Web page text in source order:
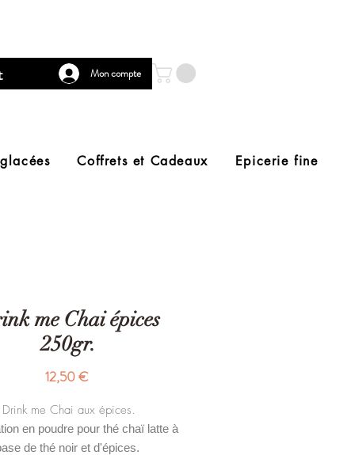
Mon compte
Coffrets et Cadeaux Epicerie fine
me Chai épices
250gr.
12,50 €Prix
Drink me Chai aux épices.
en poudre pour thé chaï latte à
de thé noir et d'épices.